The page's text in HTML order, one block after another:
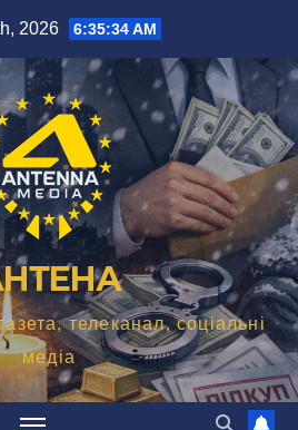
2026 6:35:35 AM
телеканал, соціальні
медіа